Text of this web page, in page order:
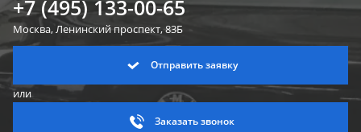
+7 (495) 133-00-65
Москва, Ленинскийпроспект, 83Б
Отправить заявку
или
Заказать звонок